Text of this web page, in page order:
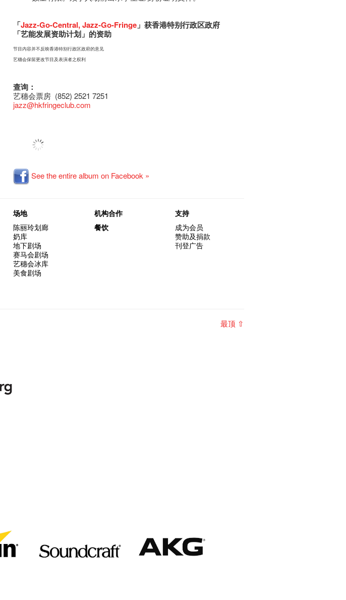
「Jazz-Go-Central,Jazz-Go-Fringe」获香港特别行政区政府
「艺能发展资助计划」的资助
节目内容并不反映香港特别行政区政府的意见
艺穗会保留更改节目及表演者之权利
查询：
艺穗会票房 (852) 2521 7251
jazz@hkfringeclub.com
See the entire album on Facebook »
场地
陈丽玲划廊
奶库
地下剧场
赛马会剧场
艺穗会冰库
美食剧场
机构合作
餐饮
支持
成为会员
赞助及捐款
刊登广告
最顶 ⇧